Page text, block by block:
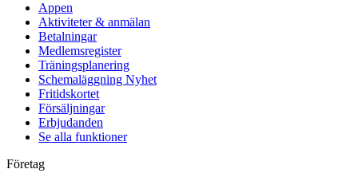
Appen
Aktiviteter & anmälan
Betalningar
Medlemsregister
Träningsplanering
Schemaläggning Nyhet
Fritidskortet
Försäljningar
Erbjudanden
Se alla funktioner
Företag